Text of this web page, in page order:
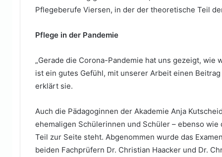
Pflegeberufe Viersen, in der der theoretische Teil
Pflege in der Pandemie
„Gerade die Corona-Pandemie hat uns gezeigt,
ist ein gutes Gefühl, mit unserer Arbeit einen
erklärt sie.
Auch die Pädagoginnen der Akademie Anja
ehemaligen Schülerinnen und Schüler – ebenso
Teil zur Seite steht. Abgenommen wurde das
beiden Fachprüfern Dr. Christian Haacker und Dr.